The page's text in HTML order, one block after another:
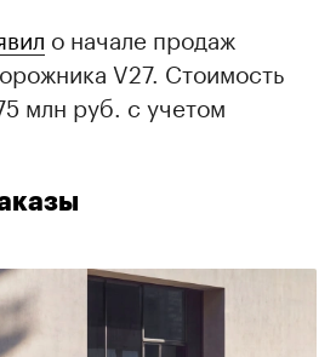
о начале продаж
V27. Стоимость
млн руб. с учетом